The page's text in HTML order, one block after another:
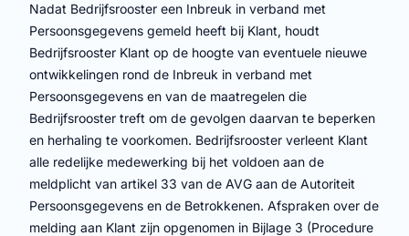
Nadat Bedrijfsrooster een Inbreuk in verband met
Persoonsgegevens gemeld heeft bij Klant, houdt
Bedrijfsrooster Klant op de hoogte van eventuele nieuwe
ontwikkelingen rond de Inbreuk in verband met
Persoonsgegevens en van de maatregelen die
Bedrijfsrooster treft om de gevolgen daarvan te beperken
en herhaling te voorkomen. Bedrijfsrooster verleent Klant
alle redelijke medewerking bij het voldoen aan de
meldplicht van artikel 33 van de AVG aan de Autoriteit
Persoonsgegevens en de Betrokkenen. Afspraken over de
melding aan Klant zijn opgenomen in Bijlage 3 (Procedure